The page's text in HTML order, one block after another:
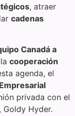
, atraer
cadenas
Canadá a
cooperación
agenda, el
privada con el
, Goldy Hyder.